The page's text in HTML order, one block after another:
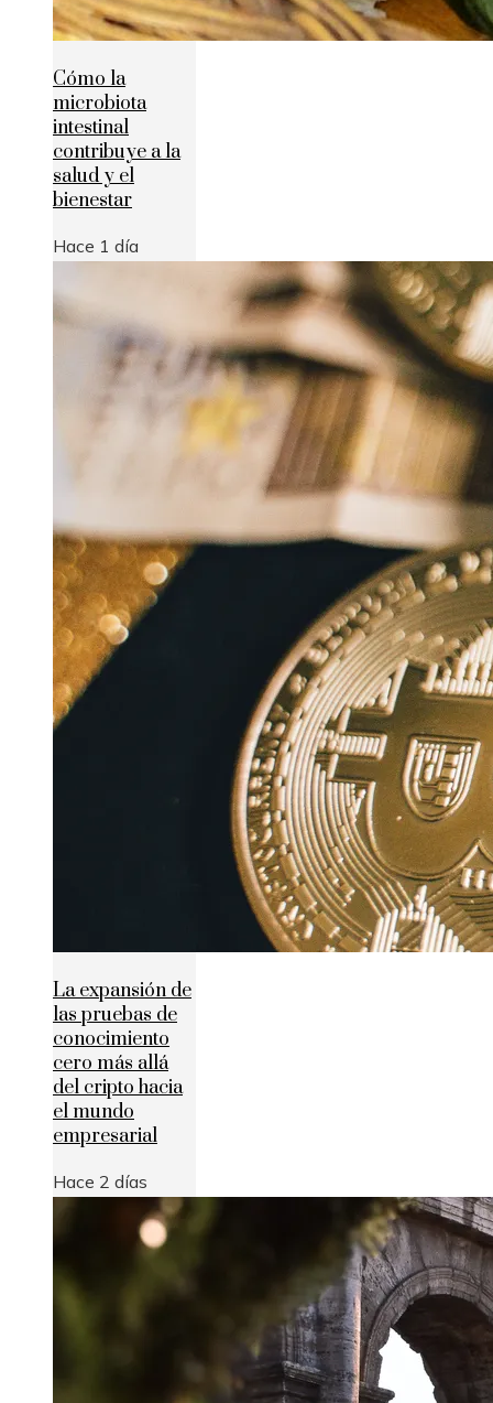
Cómo la
microbiota
intestinal
contribuye a la
salud y el
bienestar
Hace 1 día
La expansión de
las pruebas de
conocimiento
cero más allá
del cripto hacia
el mundo
empresarial
Hace 2 días